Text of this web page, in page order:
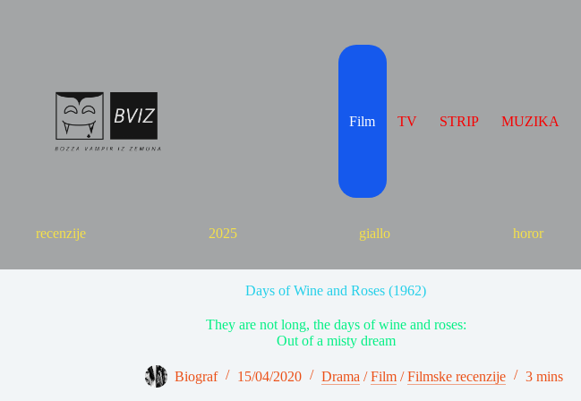
Film TV STRIP MUZIKA
recenzije 2025 giallo horor
Days of Wine and Roses (1962)
They are not long, the days of wine and roses:
Out of a misty dream
Biograf 15/04/2020 Drama /Film/Filmske recenzije 3 mins